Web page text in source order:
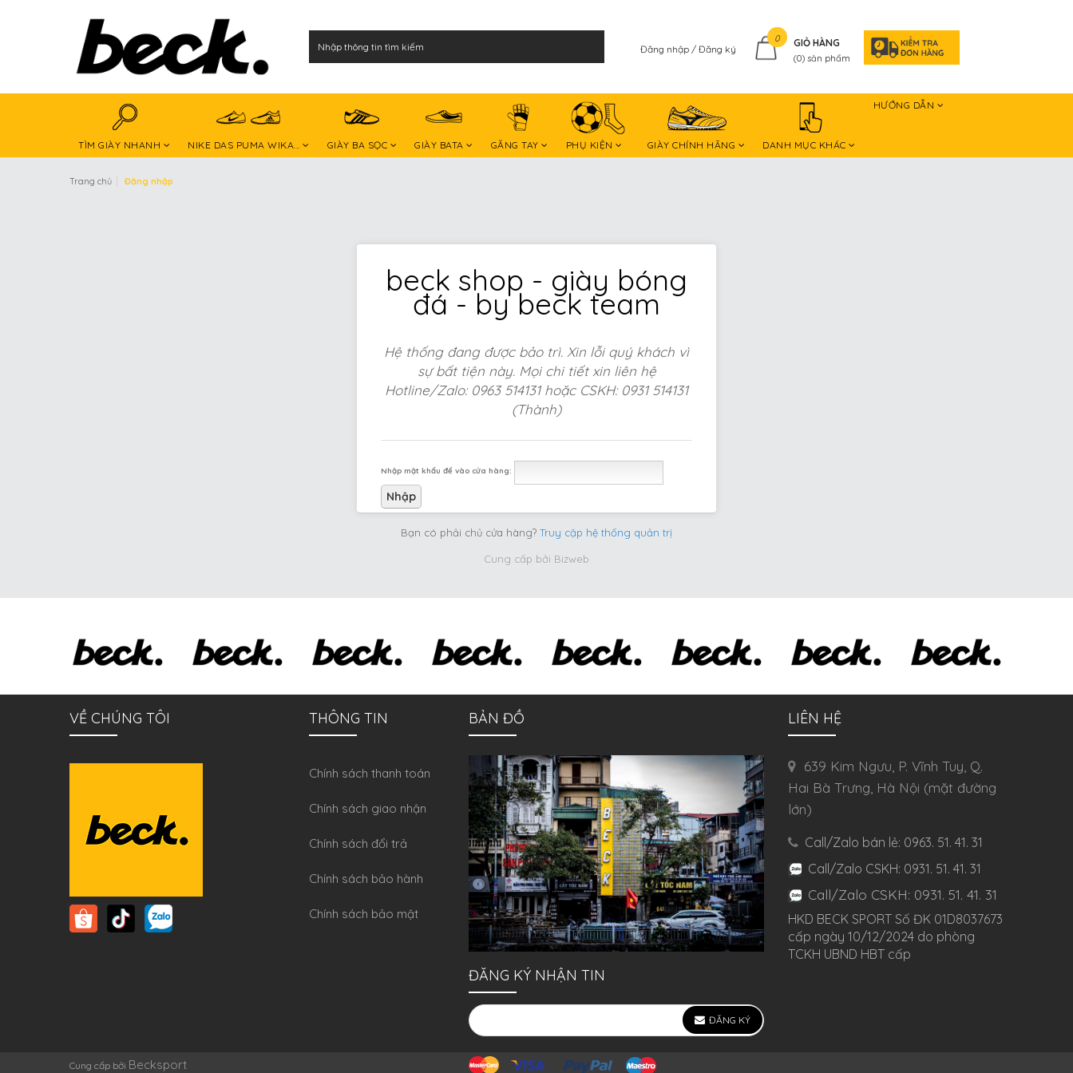
Đăng nhập Đăng ký
0 GIỎ HÀNG
(0) sản phẩm
TÌM GIÀY NHANH NIKE DAS PUMA WIKA... GIÀY BA SỌC GIÀY BATA GĂNG TAY PHỤ KIỆN GIÀY CHÍNH HÃNG DANH MỤC KHÁC
HƯỚNG DẪN
Trang chủ Đăng nhập
beck shop - giày bóng
đá - by beck team
Hệ thống đang được bảo trì. Xin lỗi quý khách vì
sự bất tiện này. Mọi chi tiết xin liên hệ
Hotline/Zalo: 0963 514131 hoặc CSKH: 0931 514131
(Thành)
Nhập mật khẩu để vào cửa hàng:
Bạn có phải chủ cửa hàng? Truy cập hệ thống quản trị
Cung cấp bởi Bizweb
VỀ CHÚNG TÔI THÔNG TIN
Chính sách thanh toán
Chính sách giao nhận
Chính sách đổi trả
Chính sách bảo hành
Chính sách bảo mật
BẢN ĐỒ
ĐĂNG KÝ NHẬN TIN
ĐĂNG KÝ
LIÊN HỆ
639 Kim Ngưu, P. Vĩnh Tuy, Q.
Hai Bà Trưng, Hà Nội (mặt đường
lớn)
Call/Zalo bán lẻ: 0963. 51. 41. 31
Call/Zalo CSKH: 0931. 51. 41. 31
Call/Zalo CSKH: 0931. 51. 41. 31
HKD BECK SPORT Số ĐK 01D8037673
cấp ngày 10/12/2024 do phòng
TCKH UBND HBT cấp
Cung cấp bởi Becksport